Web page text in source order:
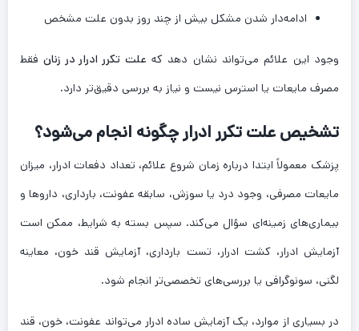
ادامه‌دار شدن مشکل بیش از چند روز بدون علت مشخص
وجود این علائم می‌تواند نشان دهد کهعلت تکرر ادرار در زنانفقط
مصرف مایعات یا استرس نیست و نیاز به بررسی دقیق‌تر دارد.
تشخیص علت تکرر ادرار چگونه انجام می‌شود؟
پزشک معمولاً ابتدا درباره زمان شروع علائم، تعداد دفعات ادرار، میزان
مایعات مصرفی، وجود درد یا سوزش، سابقه عفونت، بارداری، داروها و
بیماری‌های زمینه‌ای سؤال می‌کند. سپس بسته به شرایط، ممکن است
آزمایش ادرار، کشت ادرار، تست بارداری، آزمایش قند خون، معاینه
لگنی، سونوگرافی یا بررسی‌های تخصصی‌تر انجام شود.
در بسیاری از موارد، یک آزمایش ساده ادرار می‌تواند عفونت، خون، قند